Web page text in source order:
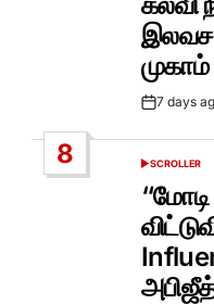
இலவச
Post7 days
8
POSTED
SCROLLER